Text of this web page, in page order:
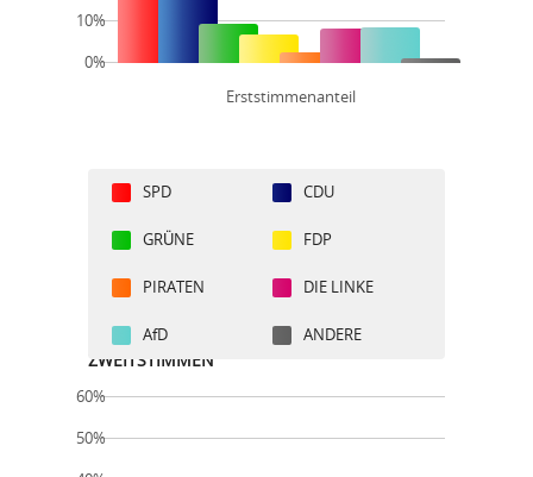
Erststimmenanteil
10%
0%
SPD CDU
GRÜNE FDP
PIRATEN DIE LINKE
AfD ANDERE
ZWEITSTIMMEN
60%
50%